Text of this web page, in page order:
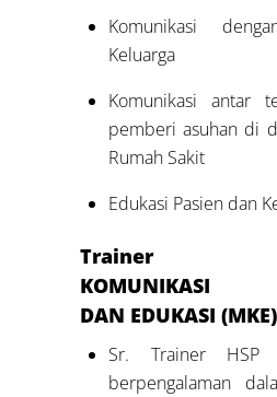
Komunikasi
Keluarga
Komunikasi antar
pemberi asuhan di
Rumah Sakit
Edukasi Pasien dan
Trainer
KOMUNIKASI
DAN EDUKASI
Sr. Trainer HSP
berpengalaman